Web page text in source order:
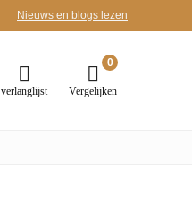
Nieuws en blogs lezen
verlanglijst
0
Vergelijken